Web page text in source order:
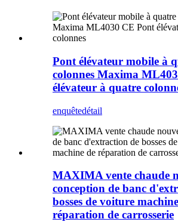
Pont élévateur mobile à
colonnes Maxima
élévateur à quatre
enquêtedétail
MAXIMA vente chaude
conception de banc
bosses de voiture
réparation de carrosserie